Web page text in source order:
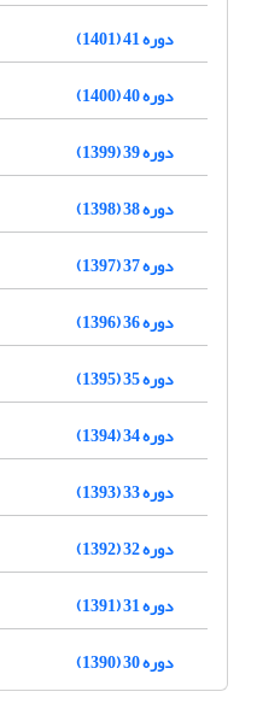
دوره 41 (1401)
دوره 40 (1400)
دوره 39 (1399)
دوره 38 (1398)
دوره 37 (1397)
دوره 36 (1396)
دوره 35 (1395)
دوره 34 (1394)
دوره 33 (1393)
دوره 32 (1392)
دوره 31 (1391)
دوره 30 (1390)